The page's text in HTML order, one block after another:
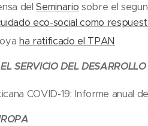
delSeminario sobre el
eco-social como
ha ratificado el TPAN
SERVICIO DEL
COVID-19: Informe anual de